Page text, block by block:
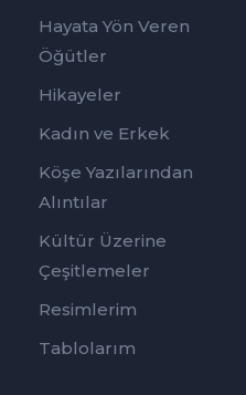
Hayata Yön Veren
Öğütler
Hikayeler
Kadın ve Erkek
Köşe Yazılarından
Alıntılar
Kültür Üzerine
Çeşitlemeler
Resimlerim
Tablolarım